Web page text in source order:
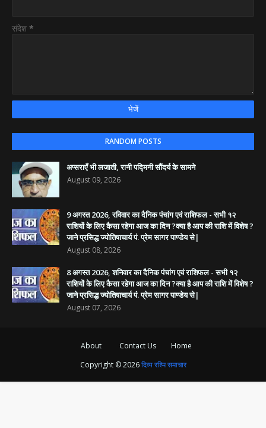
संदेश *
RANDOM POSTS
अप्सराएँ भी लजाती, रानी पद्मिनी सौंदर्य के सामने
August 09, 2026
9 अगस्त 2026, रविवार का दैनिक पंचांग एवं राशिफल - सभी १२
राशियों के लिए कैसा रहेगा आज का दिन ?क्या है आप की राशि में विशेष ?
जाने प्रसिद्ध ज्योतिषाचार्य पं. प्रेम सागर पाण्डेय से|
August 08, 2026
8 अगस्त 2026, शनिवार का दैनिक पंचांग एवं राशिफल - सभी १२
राशियों के लिए कैसा रहेगा आज का दिन ?क्या है आप की राशि में विशेष ?
जाने प्रसिद्ध ज्योतिषाचार्य पं. प्रेम सागर पाण्डेय से|
August 07, 2026
About Contact Us
Home
Copyright ©2026दिव्य रश्मि समाचार